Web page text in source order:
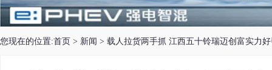
您现在的位置:首页 > 新闻 > 载人拉货两手抓 江西五十铃瑞迈创富实力